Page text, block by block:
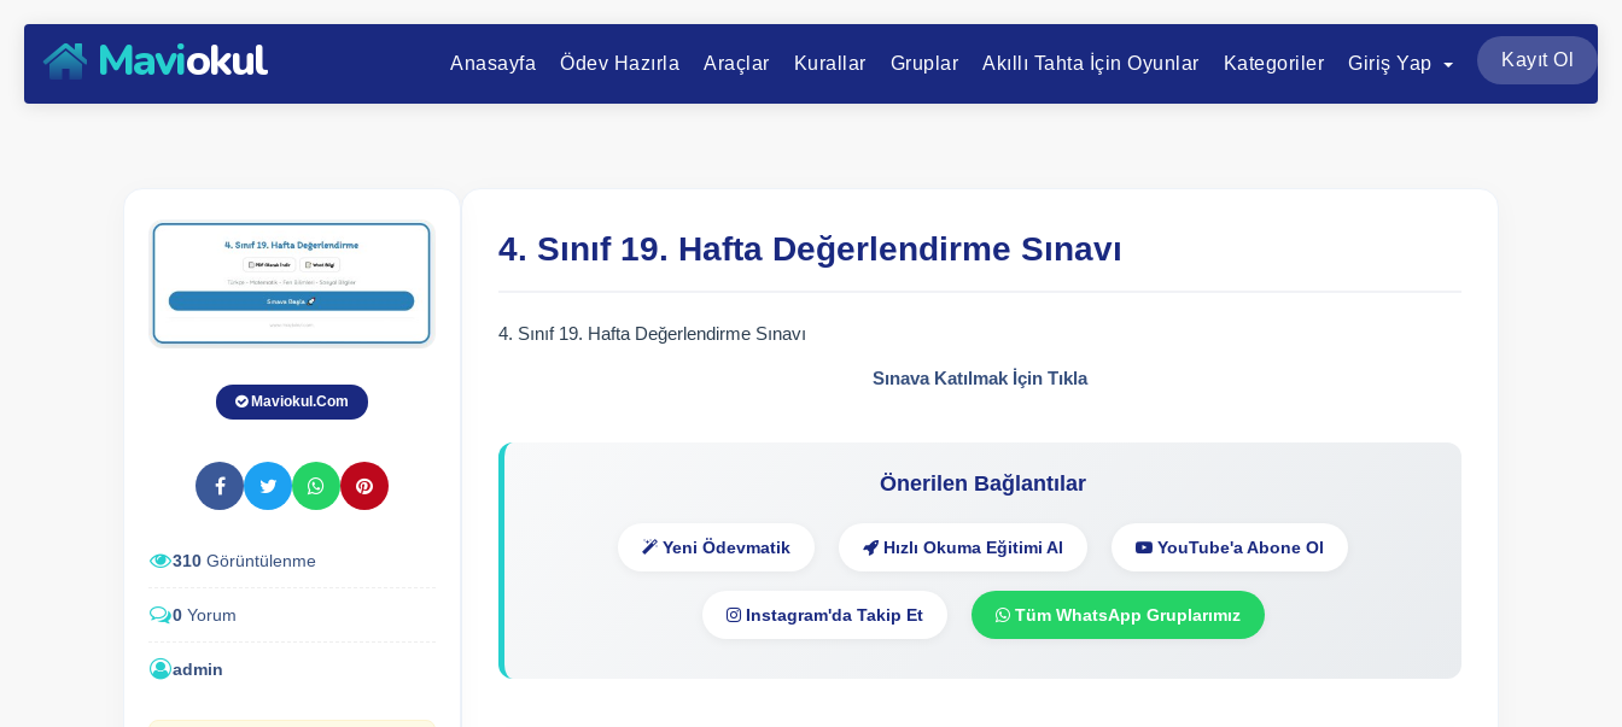
Maviokul Anasayfa Ödev Hazırla Araçlar Kurallar Gruplar Akıllı Tahta İçin Oyunlar Kategoriler Giriş Yap Kayıt Ol
Maviokul.Com
310 Görüntülenme
0 Yorum
admin
4. Sınıf 19. Hafta Değerlendirme Sınavı
4. Sınıf 19. Hafta Değerlendirme Sınavı
Sınava Katılmak İçin Tıkla
Önerilen Bağlantılar
Yeni Ödevmatik Hızlı Okuma Eğitimi Al YouTube'a Abone Ol
Instagram'da Takip Et Tüm WhatsApp Gruplarımız